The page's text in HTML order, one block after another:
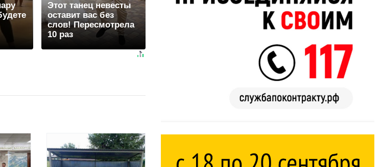
Этот танец невесты
оставит вас без
слов! Пересмотрела
10 раз